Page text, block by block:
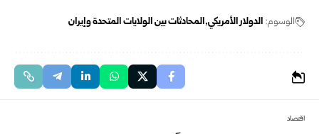
الوسوم: الدولار الأمريكي المحادثات بين الولايات المتحدة وإيران
اقتصاد